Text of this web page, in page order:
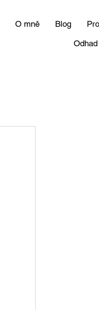
O mně Blog